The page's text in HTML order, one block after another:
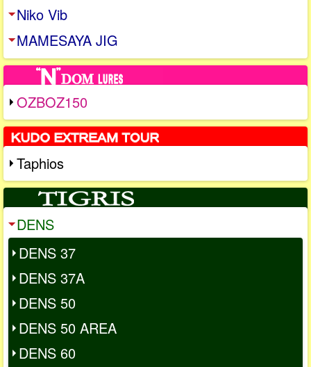
Niko Vib
MAMESAYA JIG
OZBOZ150
Taphios
DENS
DENS 37
DENS 37A
DENS 50
DENS 50 AREA
DENS 60